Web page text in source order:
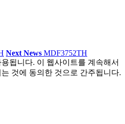
Next News MDF3752TH
됩니다. 이 웹사이트를 계속해서
것에 동의한 것으로 간주됩니다.